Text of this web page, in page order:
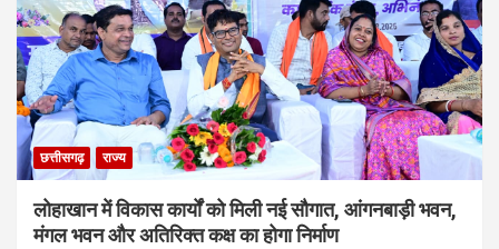
छत्तीसगढ़ राज्य
लोहाखान में विकास कार्यों को मिली नई सौगात, आंगनबाड़ी भवन,
मंगल भवन और अतिरिक्त कक्ष का होगा निर्माण